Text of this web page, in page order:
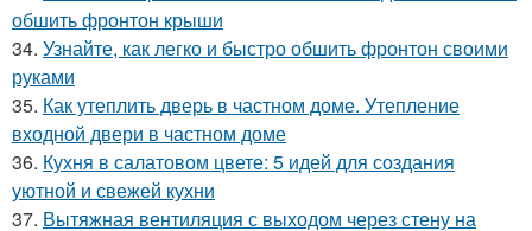
обшить фронтон крыши
34. Узнайте, как легко и быстро обшить фронтон своими
руками
35. Как утеплить дверь в частном доме. Утепление
входной двери в частном доме
36. Кухня в салатовом цвете: 5 идей для создания
уютной и свежей кухни
37. Вытяжная вентиляция с выходом через стену на